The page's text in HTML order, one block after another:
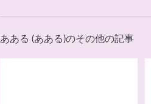
あある (あある)のその他の記事